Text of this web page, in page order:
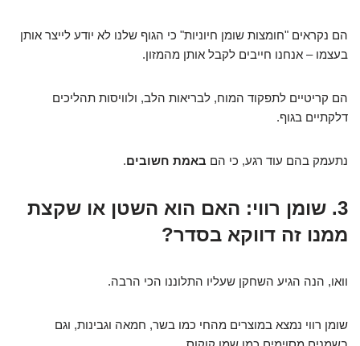
הם נקראים "חומצות שומן חיוניות" כי הגוף שלנו לא יודע לייצר אותן
בעצמו – אנחנו חייבים לקבל אותן מהמזון.
הם קריטיים לתפקוד המוח, לבריאות הלב, ולוויסות תהליכים
דלקתיים בגוף.
נתעמק בהם עוד רגע, כי הם באמת חשובים.
3. שומן רווי: האם הוא השטן או שקצת
ממנו זה דווקא בסדר?
וואו, הנה הגיע השחקן שעליו התלוננו הכי הרבה.
שומן רווי נמצא במוצרים מהחי כמו בשר, חמאה וגבינות, וגם